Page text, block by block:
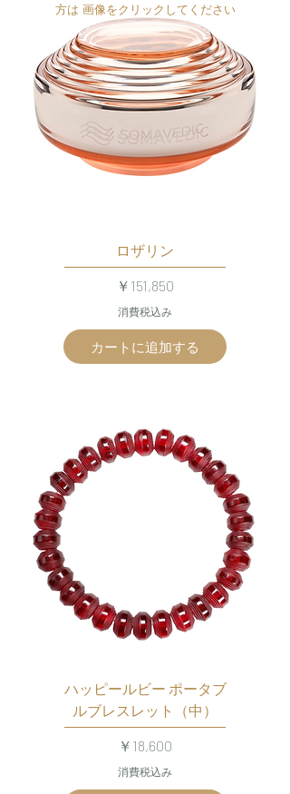
ロザリン
価格
￥151,850
消費税込み
カートに追加する
ハッピールビー ポータブ
ルブレスレット（中）
価格
￥18,600
消費税込み
方は 画像をクリックしてください